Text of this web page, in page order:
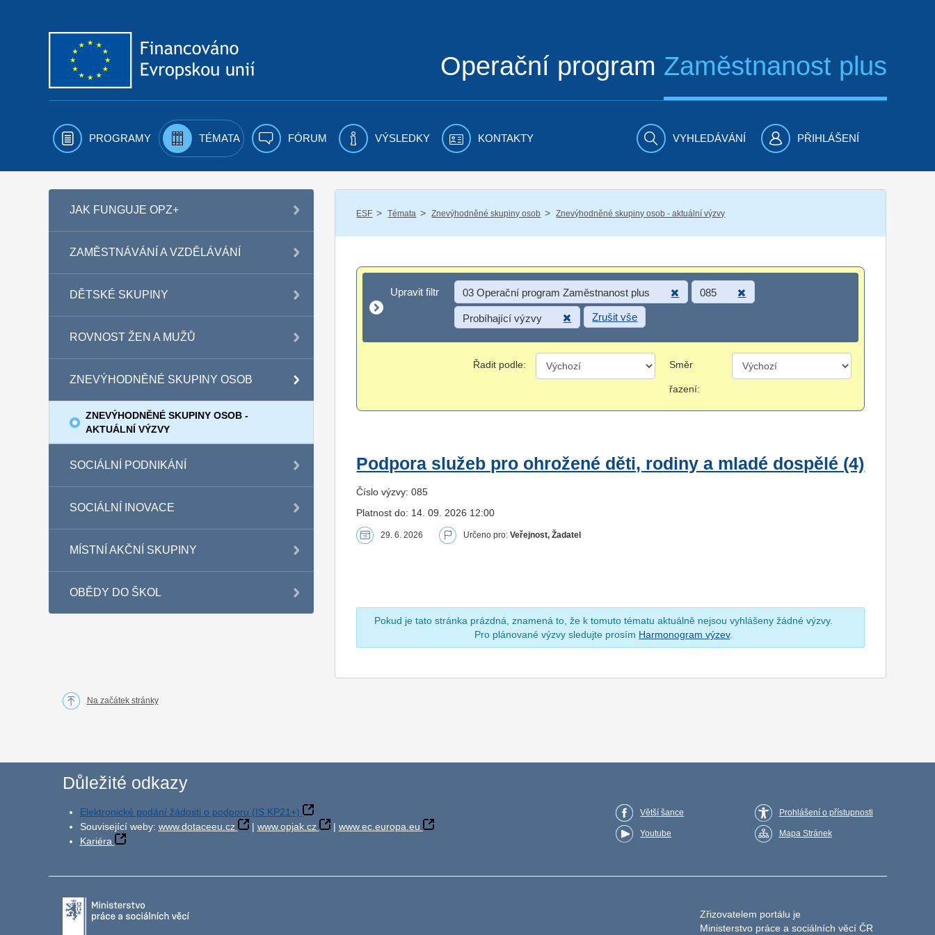
Operační program Zaměstnanost plus
PROGRAMY TÉMATA FÓRUM VÝSLEDKY KONTAKTY VYHLEDÁVÁNÍ PŘIHLÁŠENÍ
JAK FUNGUJE OPZ+
ZAMĚSTNÁVÁNÍ A VZDĚLÁVÁNÍ
DĚTSKÉ SKUPINY
ROVNOST ŽEN A MUŽŮ
ZNEVÝHODNĚNÉ SKUPINY OSOB
ZNEVÝHODNĚNÉ SKUPINY OSOB -
AKTUÁLNÍ VÝZVY
SOCIÁLNÍ PODNIKÁNÍ
SOCIÁLNÍ INOVACE
MÍSTNÍ AKČNÍ SKUPINY
OBĚDY DO ŠKOL
ESF / Témata / Znevýhodněné skupiny osob / Znevýhodněné skupiny osob - aktuální výzvy
Upravit filtr
Upravit filtr 03 Operační program Zaměstnanost plus 085
Probíhající výzvy Zrušit vše
Řadit podle: Směr
řazení:
Podpora služeb pro ohrožené děti, rodiny a mladé dospělé (4)
Číslo výzvy: 085
Platnost do: 14. 09. 2026 12:00
29. 6. 2026 Určeno pro:Veřejnost, Žadatel
Pokud je tato stránka prázdná, znamená to, že k tomuto tématu aktuálně nejsou vyhlášeny žádné výzvy.
Pro plánované výzvy sledujte prosím Harmonogram výzev.
Na začátek stránky
Důležité odkazy
Elektronické podání žádosti o podporu (IS KP21+)
Související weby: www.dotaceeu.cz | www.opjak.cz | www.ec.europa.eu
Kariéra
Větší šance
Youtube
Prohlášení o přístupnosti
Mapa Stránek
Zřizovatelem portálu je
Ministerstvo práce a sociálních věcí ČR